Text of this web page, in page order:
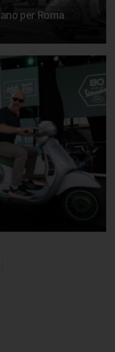
per Roma